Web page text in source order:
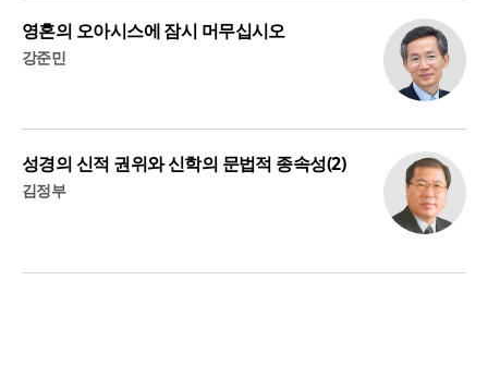
영혼의 오아시스에 잠시 머무십시오
강준민
성경의 신적 권위와 신학의 문법적 종속성(2)
김정부